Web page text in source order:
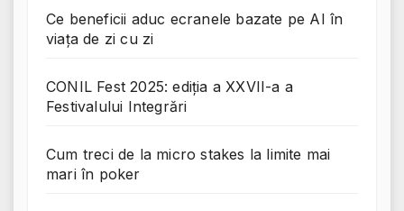
Ce beneficii aduc ecranele bazate pe AI în
viața de zi cu zi
CONIL Fest 2025: ediția a XXVII-a a
Festivalului Integrări
Cum treci de la micro stakes la limite mai
mari în poker